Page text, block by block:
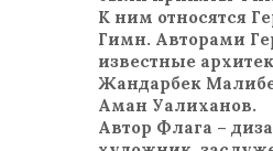
К ним относятся
Гимн. Авторами
известные
Жандарбек
Аман Уалиханов.
Автор Флага –